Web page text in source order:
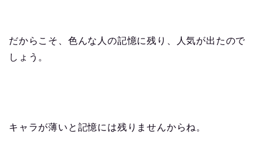
だからこそ、色んな人の記憶に残り、人気が出たので
しょう。
キャラが薄いと記憶には残りませんからね。